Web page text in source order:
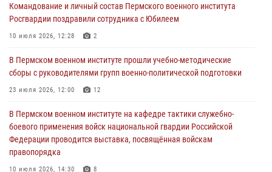
Росгвардии поздравили сотрудника с Юбилеем
10 июля 2026, 12:28 2
курсов повышения квалификации офицерского состава
09 июля 2026, 11:30 3
по набору абитуриентов из числа граждан, прошедших и не
проходивших военную службу
08 июля 2026, 09:36 2
Военнослужащие Пермского военного института приняли участие в
Командование и личный состав Пермского военного института
Росгвардии поздравили сотрудника с Юбилеем
10 июля 2026, 12:28 2
В Пермском военном институте прошли учебно-методические
сборы с руководителями групп военно-политической подготовки
23 июля 2026, 12:00 12
В Пермском военном институте на кафедре тактики служебно-
боевого применения войск национальной гвардии Российской
Федерации проводится выставка, посвящённая войскам
правопорядка
10 июля 2026, 14:30 8